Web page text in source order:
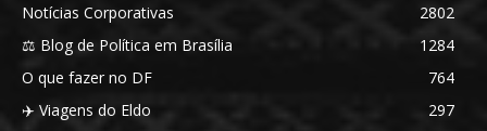
Notícias Corporativas
2802
⚖️ Blog de Política em Brasília
1284
O que fazer no DF
764
✈️ Viagens do Eldo
297